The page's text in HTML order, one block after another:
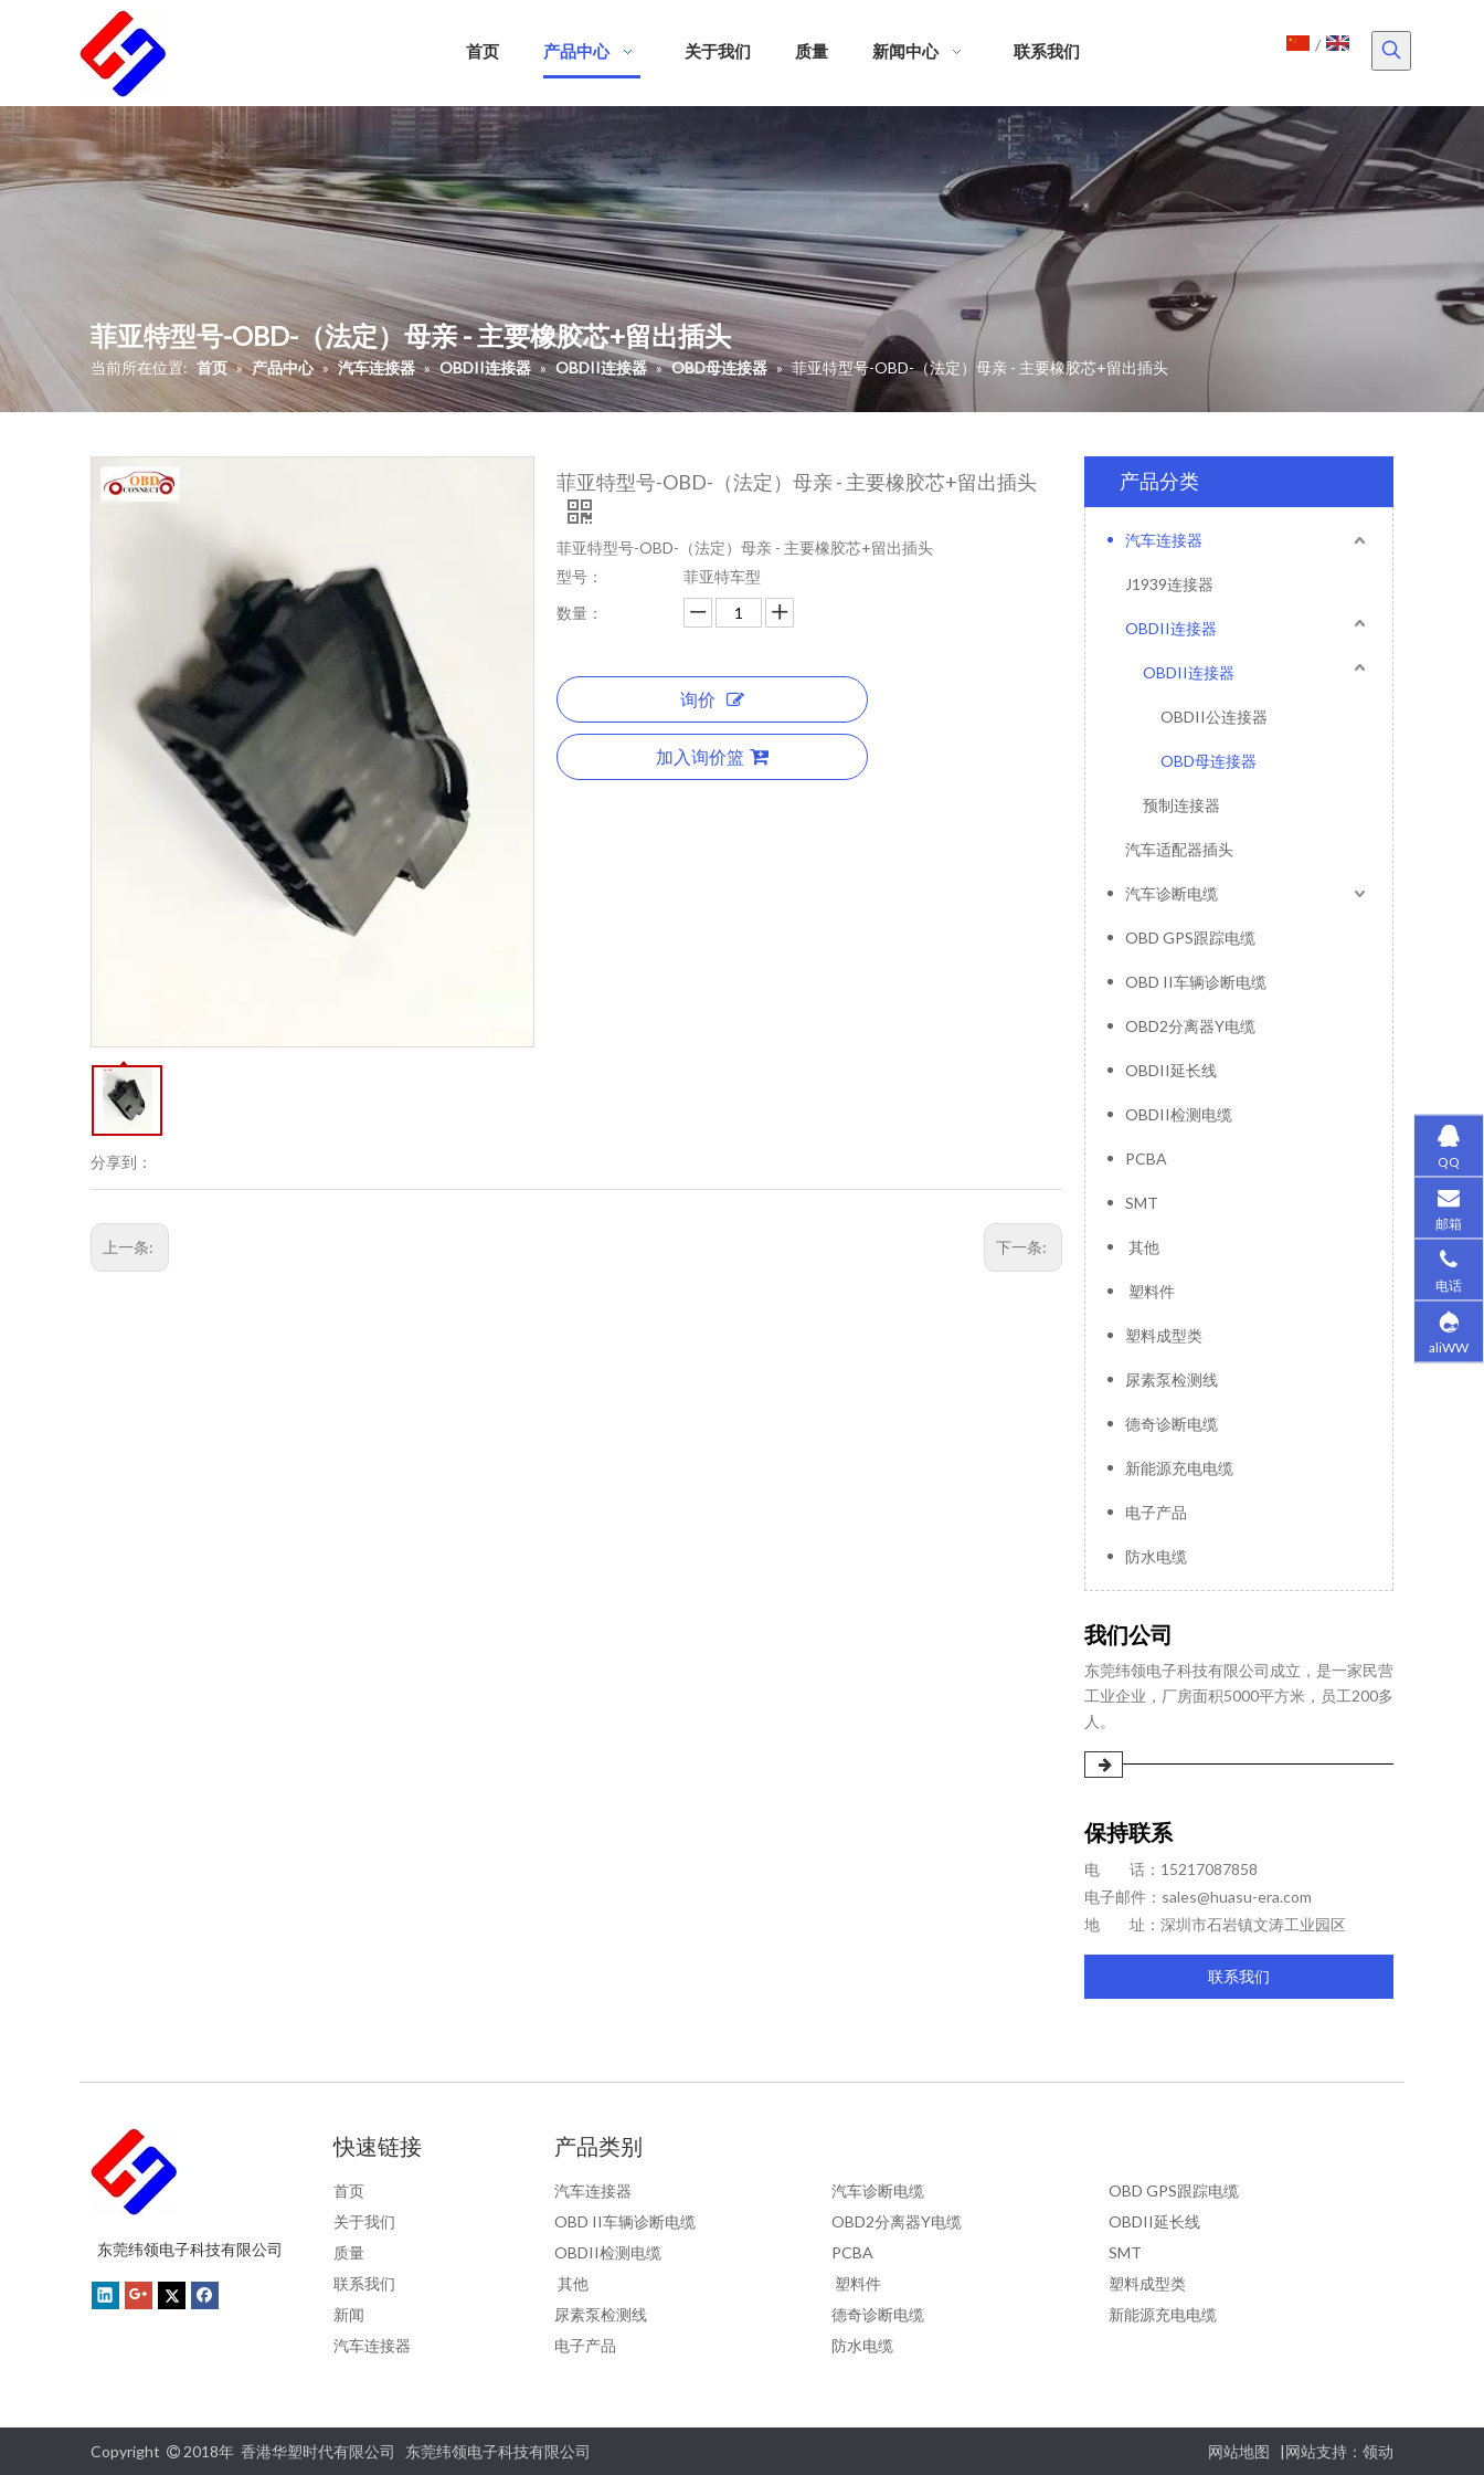
首页 产品中心 关于我们 质量 新闻中心 联系我们 /
菲亚特型号-OBD-（法定）母亲 - 主要橡胶芯+留出插头
当前所在位置: 首页 » 产品中心 » 汽车连接器 » OBDII连接器 » OBDII连接器 » OBD母连接器 » 菲亚特型号-OBD-（法定）母亲 - 主要橡胶芯+留出插头
分享到：
菲亚特型号-OBD-（法定）母亲 - 主要橡胶芯+留出插头
菲亚特型号-OBD-（法定）母亲 - 主要橡胶芯+留出插头
型号：
菲亚特车型
数量：
询价
加入询价篮
上一条: 下一条:
产品分类
汽车连接器
J1939连接器
OBDII连接器
OBDII连接器
OBDII公连接器
OBD母连接器
预制连接器
汽车适配器插头
汽车诊断电缆
OBD GPS跟踪电缆
OBD II车辆诊断电缆
OBD2分离器Y电缆
OBDII延长线
OBDII检测电缆
PCBA
SMT
其他
塑料件
塑料成型类
尿素泵检测线
德奇诊断电缆
新能源充电电缆
电子产品
防水电缆
我们公司
东莞纬领电子科技有限公司成立，是一家民营
工业企业，厂房面积5000平方米，员工200多
人。
保持联系
电 话：15217087858
电子邮件： sales@huasu-era.com
地 址：深圳市石岩镇文涛工业园区
联系我们
东莞纬领电子科技有限公司
QQ
邮箱
电话
aliWW
快速链接
首页
关于我们
质量
联系我们
新闻
汽车连接器
产品类别
汽车连接器 汽车诊断电缆
OBD GPS跟踪电缆
OBD II车辆诊断电缆
OBD2分离器Y电缆
OBDII延长线
OBDII检测电缆
PCBA
SMT
其他
塑料件
塑料成型类
尿素泵检测线
德奇诊断电缆
新能源充电电缆
电子产品
防水电缆
Copyright  2018年 香港华塑时代有限公司 东莞纬领电子科技有限公司 网站地图 |网站支持： 领动